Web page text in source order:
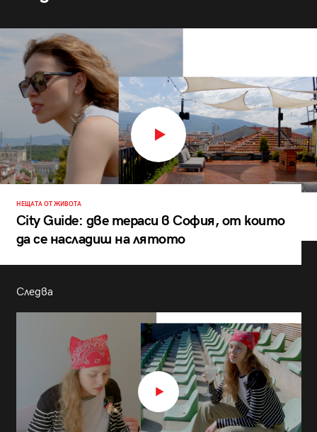
НЕЩАТА ОТ ЖИВОТА
City Guide: две тераси в София, от които
да се насладиш на лятото
Следва